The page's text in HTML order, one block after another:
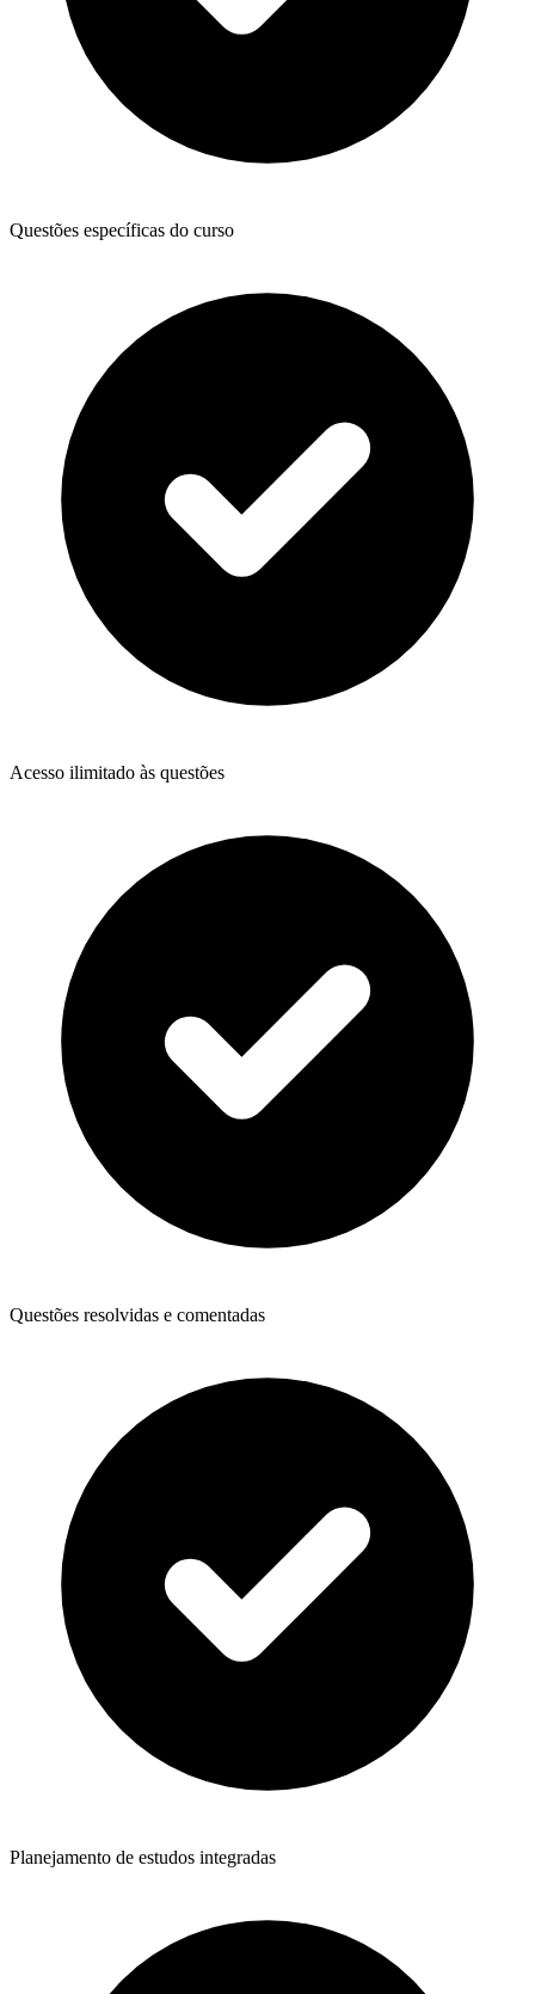
Questões específicas do curso
Acesso ilimitado às questões
Questões resolvidas e comentadas
Planejamento de estudos integradas